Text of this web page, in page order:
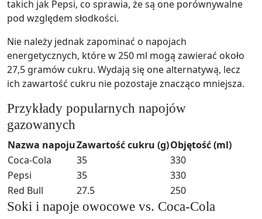
takich jak Pepsi, co sprawia, że są one porównywalne
pod względem słodkości.
Nie należy jednak zapominać o napojach
energetycznych, które w 250 ml mogą zawierać około
27,5 gramów cukru. Wydają się one alternatywą, lecz
ich zawartość cukru nie pozostaje znacząco mniejsza.
Przykłady popularnych napojów
gazowanych
Nazwa napojuZawartość cukru (g)Objętość (ml)
Coca-Cola
35
330
Pepsi
35
330
Red Bull
27.5 250
Soki i napoje owocowe vs. Coca-Cola